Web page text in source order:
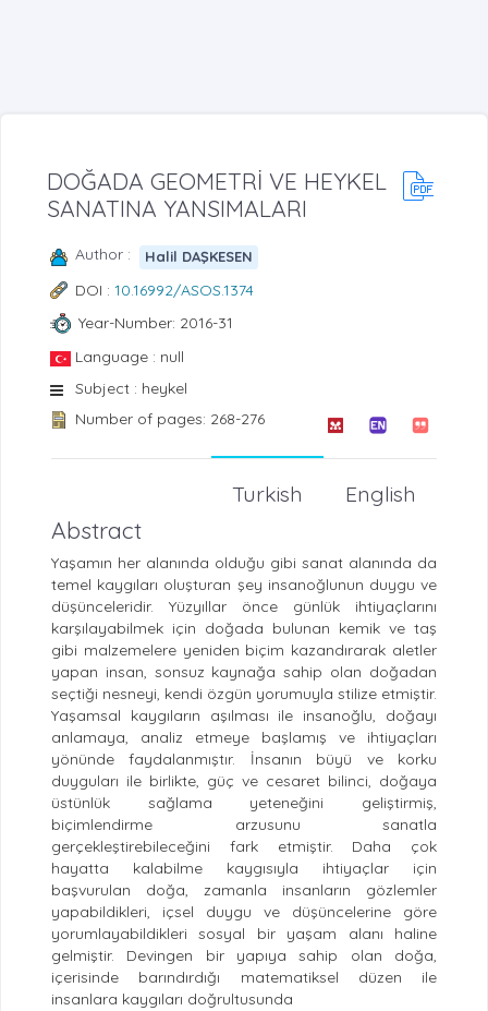
DOĞADA GEOMETRİ VE HEYKEL
SANATINA YANSIMALARI
Author : Halil DAŞKESEN
DOI : 10.16992/ASOS.1374
Year-Number: 2016-31
Language : null
Subject : heykel
Number of pages: 268-276
English
Turkish
Abstract
Yaşamın her alanında olduğu gibi sanat alanında da
temel kaygıları oluşturan şey insanoğlunun duygu ve
düşünceleridir. Yüzyıllar önce günlük ihtiyaçlarını
karşılayabilmek için doğada bulunan kemik ve taş
gibi malzemelere yeniden biçim kazandırarak aletler
yapan insan, sonsuz kaynağa sahip olan doğadan
seçtiği nesneyi, kendi özgün yorumuyla stilize etmiştir.
Yaşamsal kaygıların aşılması ile insanoğlu, doğayı
anlamaya, analiz etmeye başlamış ve ihtiyaçları
yönünde faydalanmıştır. İnsanın büyü ve korku
duyguları ile birlikte, güç ve cesaret bilinci, doğaya
üstünlük sağlama yeteneğini geliştirmiş,
biçimlendirme arzusunu sanatla
gerçekleştirebileceğini fark etmiştir. Daha çok
hayatta kalabilme kaygısıyla ihtiyaçlar için
başvurulan doğa, zamanla insanların gözlemler
yapabildikleri, içsel duygu ve düşüncelerine göre
yorumlayabildikleri sosyal bir yaşam alanı haline
gelmiştir. Devingen bir yapıya sahip olan doğa,
içerisinde barındırdığı matematiksel düzen ile
insanlara kaygıları doğrultusunda